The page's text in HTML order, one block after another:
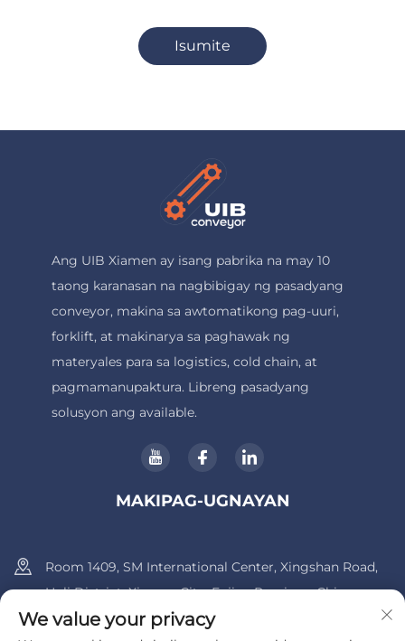
Isumite
Ang UIB Xiamen ay isang pabrika na may 10
taong karanasan na nagbibigay ng pasadyang
conveyor, makina sa awtomatikong pag-uuri,
forklift, at makinarya sa paghawak ng
materyales para sa logistics, cold chain, at
pagmamanupaktura. Libreng pasadyang
solusyon ang available.
MAKIPAG-UGNAYAN
Room 1409, SM International Center, Xingshan Road,
Huli District, Xiamen City, Fujian Province, China.
+86-13600956803
We value your privacy